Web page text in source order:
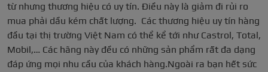
từ nhưng thương hiệu có uy tín. Điều này là giảm đi rủi ro
mua phải dầu kém chất lượng. Các thương hiệu uy tín hàng
đầu tại thị trường Việt Nam có thể kể tới như Castrol, Total,
Mobil,… Các hãng này đều có những sản phẩm rất đa dạng
đáp ứng mọi nhu cầu của khách hàng.Ngoài ra bạn hết sức